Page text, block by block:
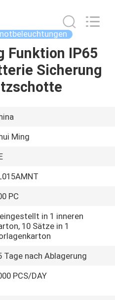
Funktion IP65
Sicherung
Ming
PC
in 1 inneren
10 Sätze in 1
Tage nach Ablagerung
PCS/DAY